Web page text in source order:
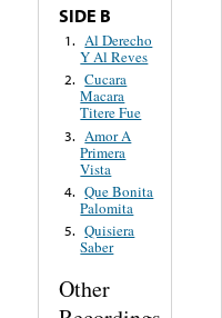
SIDE B
1. Al Derecho
Y Al Reves
2. Cucara
Macara
Titere Fue
3. Amor A
Primera
Vista
4. Que Bonita
Palomita
5. Quisiera
Saber
Other